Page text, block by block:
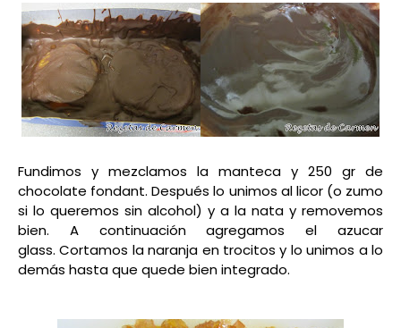
Fundimos y mezclamos la manteca y 250 gr de
chocolate fondant. Después lo unimos al licor (o zumo
si lo queremos sin alcohol) y a la nata y removemos
bien. A continuación agregamos el azucar
glass.Cortamos la naranja en trocitos y lo unimos a lo
demás hasta que quede bien integrado.